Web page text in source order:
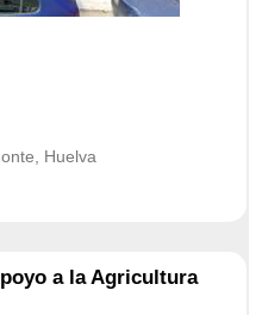
Huelva
a la Agricultura